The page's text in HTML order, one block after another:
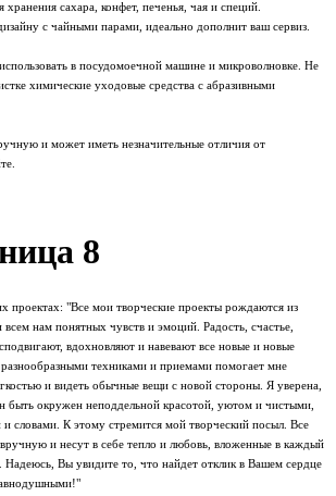
хранения сахара, конфет, печенья, чая и специй.
с чайными парами, идеально дополнит ваш сервиз.
в посудомоечной машине и микроволновке. Не
химические уходовые средства с абразивными
и может иметь незначительные отличия от
8
проектах: "Все мои творческие проекты рождаются из
нам понятных чувств и эмоций. Радость, счастье,
вдохновляют и навевают все новые и новые
техниками и приемами помогает мне
и видеть обычные вещи с новой стороны. Я уверена,
быть окружен неподдельной красотой, уютом и чистыми,
словами. К этому стремится мой творческий посыл. Все
и несут в себе тепло и любовь, вложенные в каждый
Надеюсь, Вы увидите то, что найдет отклик в Вашем сердце